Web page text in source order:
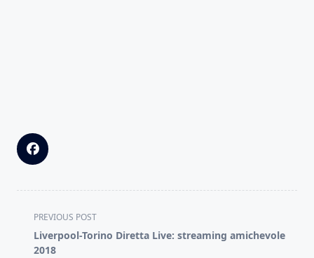
<span
class="nav-
subtitle
PREVIOUS POST
Liverpool-Torino Diretta Live: streaming amichevole
2018